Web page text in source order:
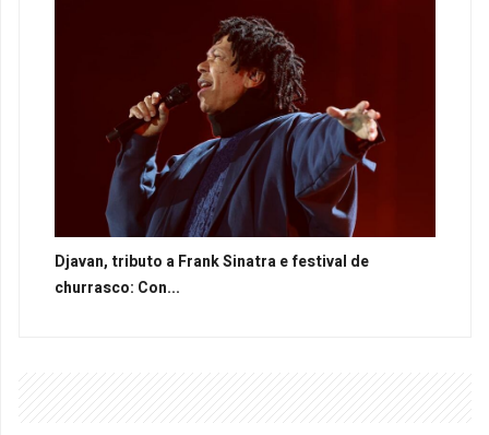
Djavan, tributo a Frank Sinatra e festival de
churrasco: Con...